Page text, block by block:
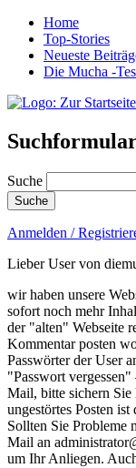
Home
Top-Stories
Neueste
Die Mucha -
Suche
Anmelden /
Lieber User von
wir haben unsere
sofort noch mehr
der "alten" Webseite
Kommentar posten
Passwörter der User
"Passwort
Mail, bitte sichern Sie
ungestörtes Posten
Sollten Sie Probleme
Mail an
um Ihr Anliegen.